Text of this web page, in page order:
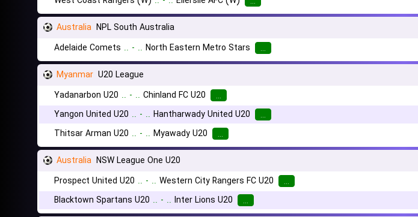
Australia NPL South Australia
Adelaide Comets .. - .. North Eastern Metro Stars ...
Myanmar U20 League
Yadanarbon U20 .. - .. Chinland FC U20 ...
Yangon United U20 .. - .. Hantharwady United U20 ...
Thitsar Arman U20 .. - .. Myawady U20 ...
Australia NSW League One U20
Prospect United U20 .. - .. Western City Rangers FC U20 ...
Blacktown Spartans U20 .. - .. Inter Lions U20 ...